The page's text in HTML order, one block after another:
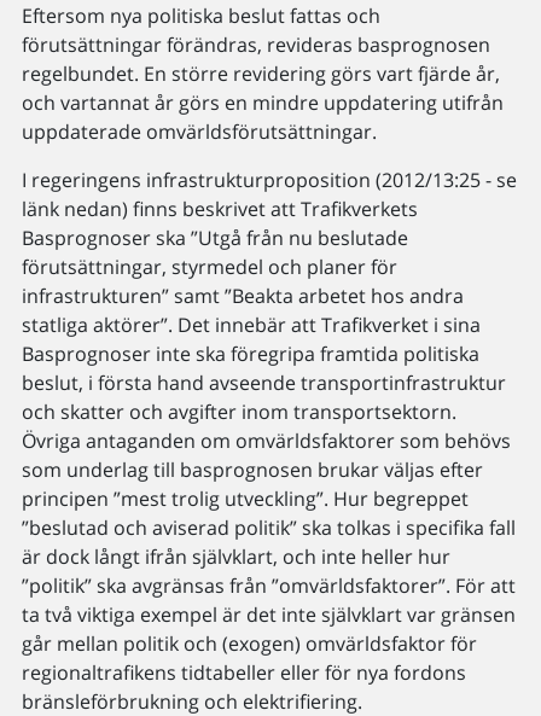
Eftersom nya politiska beslut fattas och
förutsättningar förändras, revideras basprognosen
regelbundet. En större revidering görs vart fjärde år,
och vartannat år görs en mindre uppdatering utifrån
uppdaterade omvärldsförutsättningar.
I regeringens infrastrukturproposition (2012/13:25 - se
länk nedan) finns beskrivet att Trafikverkets
Basprognoser ska ”Utgå från nu beslutade
förutsättningar, styrmedel och planer för
infrastrukturen” samt ”Beakta arbetet hos andra
statliga aktörer”. Det innebär att Trafikverket i sina
Basprognoser inte ska föregripa framtida politiska
beslut, i första hand avseende transportinfrastruktur
och skatter och avgifter inom transportsektorn.
Övriga antaganden om omvärldsfaktorer som behövs
som underlag till basprognosen brukar väljas efter
principen ”mest trolig utveckling”. Hur begreppet
”beslutad och aviserad politik” ska tolkas i specifika fall
är dock långt ifrån självklart, och inte heller hur
”politik” ska avgränsas från ”omvärldsfaktorer”. För att
ta två viktiga exempel är det inte självklart var gränsen
går mellan politik och (exogen) omvärldsfaktor för
regionaltrafikens tidtabeller eller för nya fordons
bränsleförbrukning och elektrifiering.